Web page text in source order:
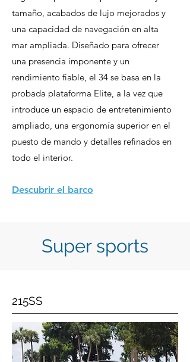
tamaño, acabados de lujo mejorados y
una capacidad de navegación en alta
mar ampliada. Diseñado para ofrecer
una presencia imponente y un
rendimiento fiable, el 34 se basa en la
probada plataforma Elite, a la vez que
introduce un espacio de entretenimiento
ampliado, una ergonomía superior en el
puesto de mando y detalles refinados en
todo el interior.
Descubrir el barco
Super sports
215SS